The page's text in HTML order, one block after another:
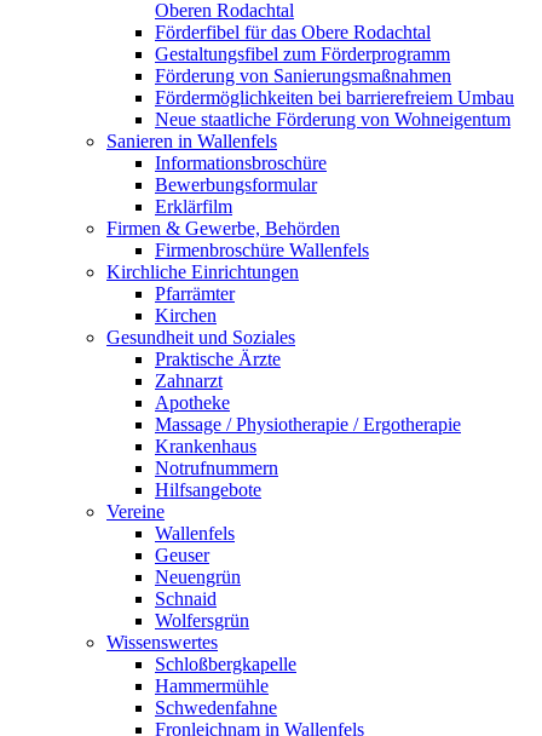
Oberen Rodachtal
Förderfibel für das Obere Rodachtal
Gestaltungsfibel zum Förderprogramm
Förderung von Sanierungsmaßnahmen
Fördermöglichkeiten bei barrierefreiem Umbau
Neue staatliche Förderung von Wohneigentum
Sanieren in Wallenfels
Informationsbroschüre
Bewerbungsformular
Erklärfilm
Firmen & Gewerbe, Behörden
Firmenbroschüre Wallenfels
Kirchliche Einrichtungen
Pfarrämter
Kirchen
Gesundheit und Soziales
Praktische Ärzte
Zahnarzt
Apotheke
Massage / Physiotherapie / Ergotherapie
Krankenhaus
Notrufnummern
Hilfsangebote
Vereine
Wallenfels
Geuser
Neuengrün
Schnaid
Wolfersgrün
Wissenswertes
Schloßbergkapelle
Hammermühle
Schwedenfahne
Fronleichnam in Wallenfels